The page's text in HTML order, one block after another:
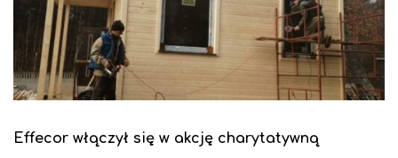
Effecor włączył się w akcję charytatywną